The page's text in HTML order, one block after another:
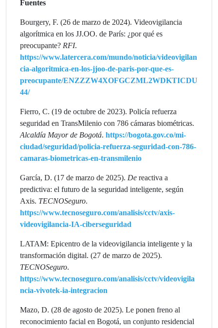
Fuentes
Bourgery, F. (26 de marzo de 2024). Videovigilancia
algorítmica en los JJ.OO. de París: ¿por qué es
preocupante? RFI.
https://www.latercera.com/mundo/noticia/videovigilan
cia-algoritmica-en-los-jjoo-de-paris-por-que-es-
preocupante/ENZZZW4XOFGCZML2WDKTICDU
44/
Fierro, C. (19 de octubre de 2023). Policía refuerza
seguridad en TransMilenio con 786 cámaras biométricas.
Alcaldía Mayor de Bogotá. https://bogota.gov.co/mi-
ciudad/seguridad/policia-refuerza-seguridad-con-786-
camaras-biometricas-en-transmilenio
García, D. (17 de marzo de 2025). De reactiva a
predictiva: el futuro de la seguridad inteligente, según
Axis. TECNOSeguro.
https://www.tecnoseguro.com/analisis/cctv/axis-
videovigilancia-IA-ciberseguridad
LATAM: Epicentro de la videovigilancia inteligente y la
transformación digital. (27 de marzo de 2025).
TECNOSeguro.
https://www.tecnoseguro.com/analisis/cctv/videovigila
ncia-vivotek-ia-integracion
Mazo, D. (28 de agosto de 2025). Le ponen freno al
reconocimiento facial en Bogotá, un conjunto residencial